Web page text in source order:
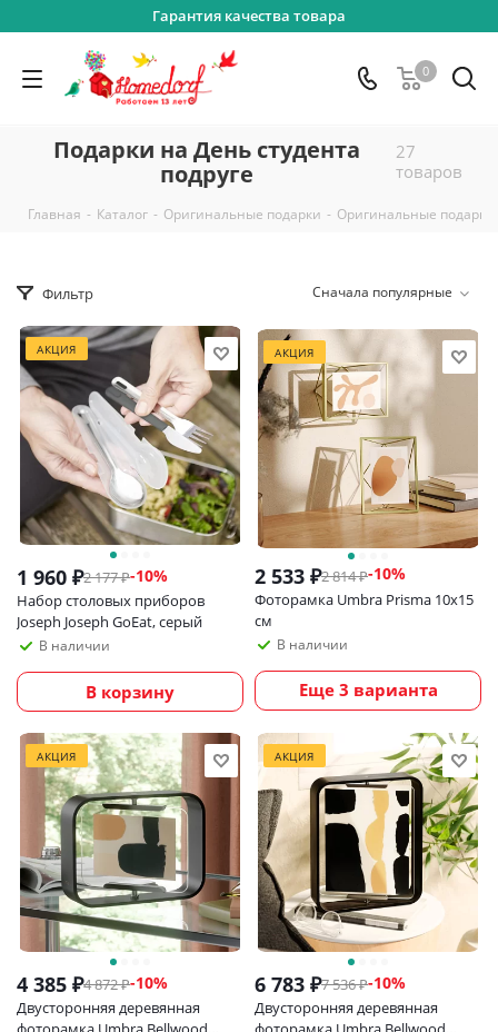
Гарантия качества товара
0
Подарки на День студента
подруге
27
товаров
Главная - Каталог - Оригинальные подарки - Оригинальные
Фильтр Сначала популярные
АКЦИЯ
1 960 ₽2 177₽-10%
Набор столовых приборов
Joseph Joseph GoEat, серый
В наличии
В корзину
АКЦИЯ
2 533 ₽2 814₽-10%
Фоторамка Umbra Prisma 10х15
см
В наличии
Еще 3 варианта
АКЦИЯ
4 385 ₽4 872₽-10%
Двусторонняя деревянная
АКЦИЯ
6 783 ₽7 536₽-10%
Двусторонняя деревянная